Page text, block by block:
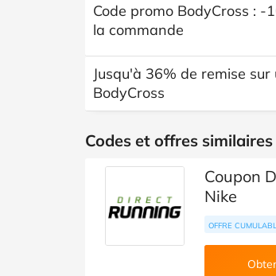
Code promo BodyCross : -
la commande
Jusqu'à 36% de remise
BodyCross
Codes et offres similaires
Coupon
Nike
OFFRE